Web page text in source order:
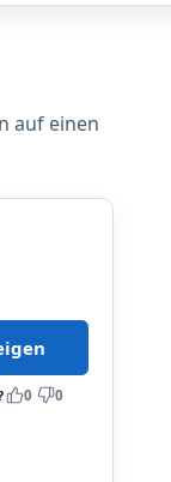
auf einen
0 0